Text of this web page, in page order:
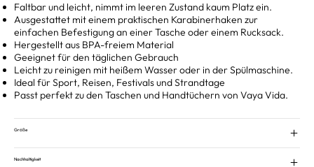
Faltbar und leicht, nimmt im leeren Zustand kaum Platz ein.
Ausgestattet mit einem praktischen Karabinerhaken zur
einfachen Befestigung an einer Tasche oder einem Rucksack.
Hergestellt aus BPA-freiem Material
Geeignet für den täglichen Gebrauch
Leicht zu reinigen mit heißem Wasser oder in der Spülmaschine.
Ideal für Sport, Reisen, Festivals und Strandtage
Passt perfekt zu den Taschen und Handtüchern von Vaya Vida.
Größe
Nachhaltigkeit